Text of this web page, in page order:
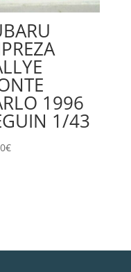
1996
1/43
€